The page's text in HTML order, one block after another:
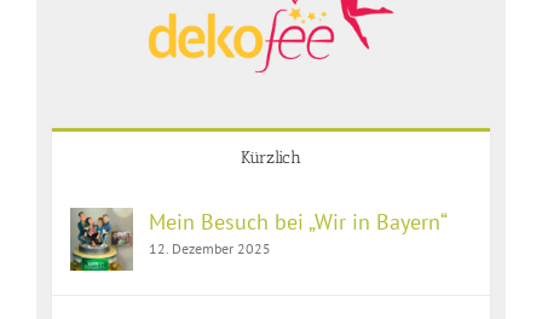
Kürzlich
Mein Besuch bei „Wir in Bayern“
12. Dezember 2025